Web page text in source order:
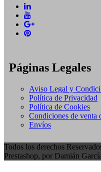
Páginas Legales
Aviso Legal y
Política de Privacidad
Política de Cookies
Condiciones de venta
Envíos
Todos los derechos
Prestashop, por Damián